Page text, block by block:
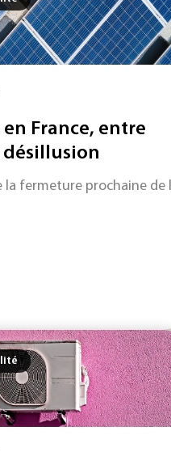
France, entre
désillusion
la fermeture prochaine de